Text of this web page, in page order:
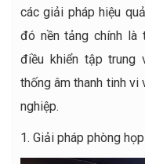
các giải pháp hiệu
đó nền tảng chính là
điều khiển tập trung
thống âm thanh tinh vi
nghiệp.
1. Giải pháp phòng